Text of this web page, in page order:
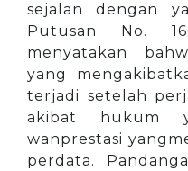
sejalan dengan
Putusan No.
menyatakan
yang
terjadi setelah
akibat hukum
wanprestasi
perdata.